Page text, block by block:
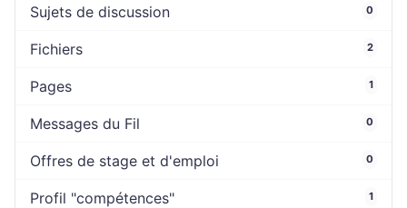
Sujets de discussion 0
Fichiers 2
Pages 1
Messages du Fil 0
Offres de stage et d'emploi 0
Profil "compétences" 1